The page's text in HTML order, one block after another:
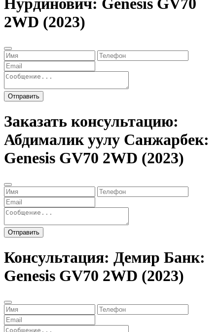
2WD (2023)
Отправить
Заказать консультацию:
Абдималик уулу Санжарбек:
Genesis GV70 2WD (2023)
Отправить
Консультация: Демир Банк:
Genesis GV70 2WD (2023)